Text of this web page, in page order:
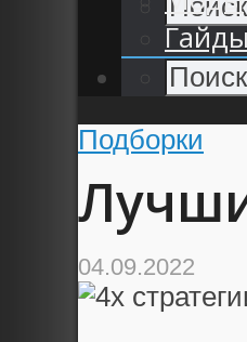
Подборки
04.09.2022